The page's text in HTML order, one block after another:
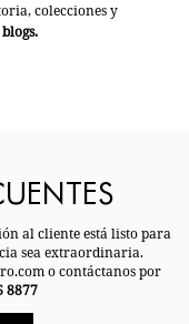
colecciones y
al cliente está listo para
sea extraordinaria.
o contáctanos por
8877